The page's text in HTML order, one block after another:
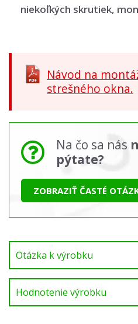
niekoľkých skrutiek,
Návod na
strešného okna.
Na čo sa nás
pýtate?
ZOBRAZIŤ ČASTÉ
Otázka k výrobku
Hodnotenie výrobku